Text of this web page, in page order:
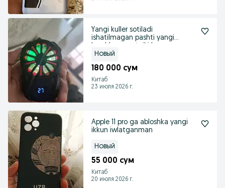
Yangi kuller sotiladi
ishatilmagan pashti yangi
Новый
180 000 сум
Китаб
23 июля 2026 г.
Apple 11 pro ga abloshka yangi
ikkun iwlatganman
Новый
55 000 сум
Китаб
20 июля 2026 г.